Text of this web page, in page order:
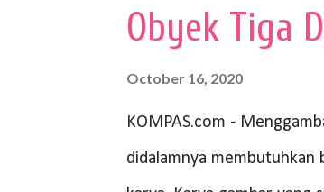
Obyek Tiga
October 16, 2020
KOMPAS.com -
didalamnya